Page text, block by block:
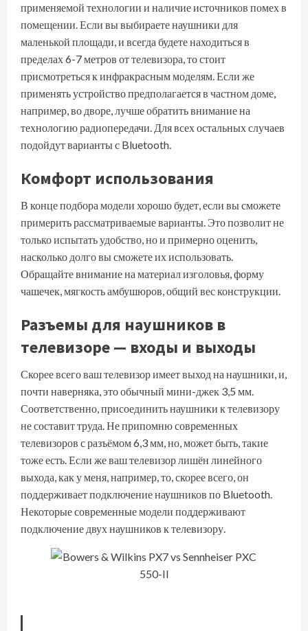
применяемой технологии и наличие источников помех в
помещении. Если вы выбираете наушники для
маленькой площади, и всегда будете находиться в
пределах 6-7 метров от телевизора, то стоит
присмотреться к инфракрасным моделям. Если же
применять устройство предполагается в частном доме,
например, во дворе, лучше обратить внимание на
технологию радиопередачи. Для всех остальных случаев
подойдут варианты с Bluetooth.
Комфорт использования
В конце подбора модели хорошо будет, если вы сможете
примерить рассматриваемые варианты. Это позволит не
только испытать удобство, но и примерно оценить,
насколько долго вы сможете их использовать.
Обращайте внимание на материал изголовья, форму
чашечек, мягкость амбушюров, общий вес конструкции.
Разъемы для наушников в
телевизоре — входы и выходы
Скорее всего ваш телевизор имеет выход на наушники, и,
почти наверняка, это обычный мини-джек 3,5 мм.
Соответственно, присоединить наушники к телевизору
не составит труда. Не припомню современных
телевизоров с разъёмом 6,3 мм, но, может быть, такие
тоже есть. Если же ваш телевизор лишён линейного
выхода, как у меня, например, то, скорее всего, он
поддерживает подключение наушников по Bluetooth.
Некоторые современные модели поддерживают
подключение двух наушников к телевизору.